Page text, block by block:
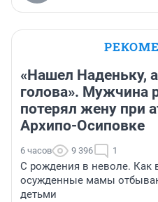
«Нашел Наденьку,
голова». Мужчина
потерял жену при
Архипо-Осиповке
6 часов 9 396 1
С рождения в неволе. Как
осужденные мамы
детьми